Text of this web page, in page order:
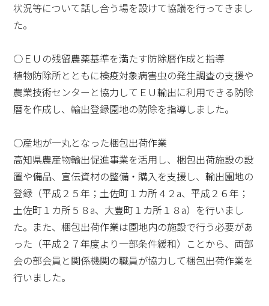
状況等について話し合う場を設けて協議を行ってきまし
た。
○ＥＵの残留農薬基準を満たす防除暦作成と指導
植物防除所とともに検疫対象病害虫の発生調査の支援や
農業技術センターと協力してＥＵ輸出に利用できる防除
暦を作成し、輸出登録園地の防除を指導しました。
○産地が一丸となった梱包出荷作業
高知県農産物輸出促進事業を活用し、梱包出荷施設の設
置や備品、宣伝資材の整備・購入を支援し、輸出園地の
登録（平成２５年；土佐町１カ所４２a、平成２６年；
土佐町１カ所５８a、大豊町１カ所１８a）を行いまし
た。また、梱包出荷作業は園地内の施設で行う必要があ
った（平成２７年度より一部条件緩和）ことから、両部
会の部会員と関係機関の職員が協力して梱包出荷作業を
行いました。